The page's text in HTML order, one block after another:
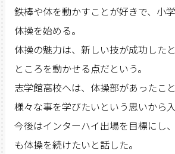
鉄棒や体を動かすことが好きで、小
体操を始める。
体操の魅力は、新しい技が成功した
ところを動かせる点だという。
志学館高校へは、体操部があったこ
様々な事を学びたいという思いから入
今後はインターハイ出場を目標にし
も体操を続けたいと話した。